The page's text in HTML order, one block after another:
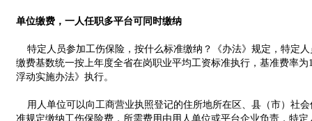
单位缴费，一人任职多平台可同时缴纳
特定人员参加工伤保险，按什么标准缴纳？《办法》规定，特定
缴费基数统一按上年度全省在岗职业平均工资标准执行，基准费率
浮动实施办法》执行。
用人单位可以向工商营业执照登记的住所地所在区、县（市）社
准规定缴纳工伤保险费，所需费用由用人单位或平台企业负责，特定